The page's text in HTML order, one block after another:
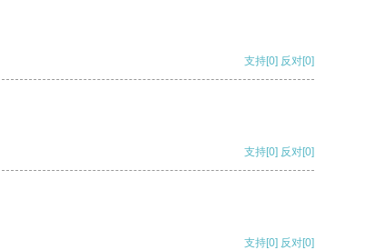
支持[0] 反对[0]
支持[0] 反对[0]
支持[0] 反对[0]